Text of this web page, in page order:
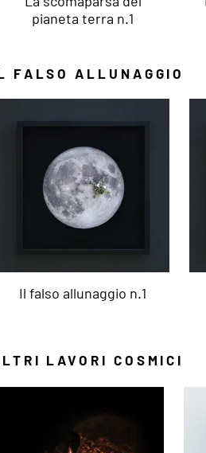
pianeta terra n.1
FALSO ALLUNAGGIO
Il falso allunaggio n.1
LAVORI COSMICI